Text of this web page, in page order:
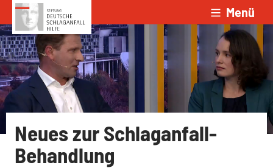
Zum Inhalt springen Menü
Neues zur Schlaganfall-
Behandlung